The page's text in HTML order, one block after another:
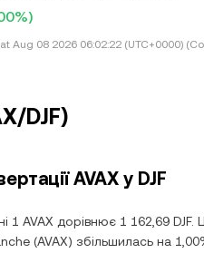
Aug 08 2026 06:02:22 (UTC+0000)
DJF)
AVAX у DJF
1 AVAX дорівнює 1 162,69 DJF.
(AVAX) збільшилась на